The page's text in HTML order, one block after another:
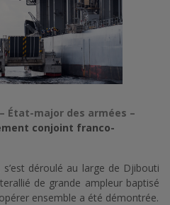
État-major des armées –
conjoint franco-
déroulé au large de Djibouti
de grande ampleur baptisé
ensemble a été démontrée.